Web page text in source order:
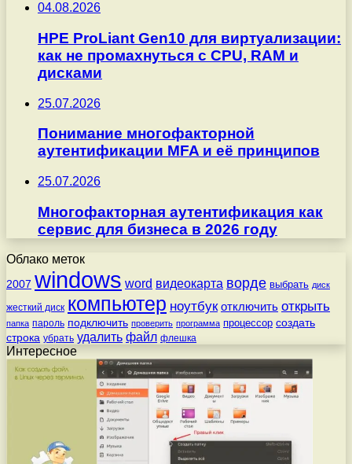
04.08.2026
HPE ProLiant Gen10 для виртуализации:
как не промахнуться с CPU, RAM и
дисками
25.07.2026
Понимание многофакторной
аутентификации MFA и её принципов
25.07.2026
Многофакторная аутентификация как
сервис для бизнеса в 2026 году
Облако меток
2007 windows word видеокарта ворде выбрать диск
жесткий диск компьютер ноутбук отключить открыть
папка пароль подключить проверить программа процессор создать
строка убрать удалить файл флешка
Интересное